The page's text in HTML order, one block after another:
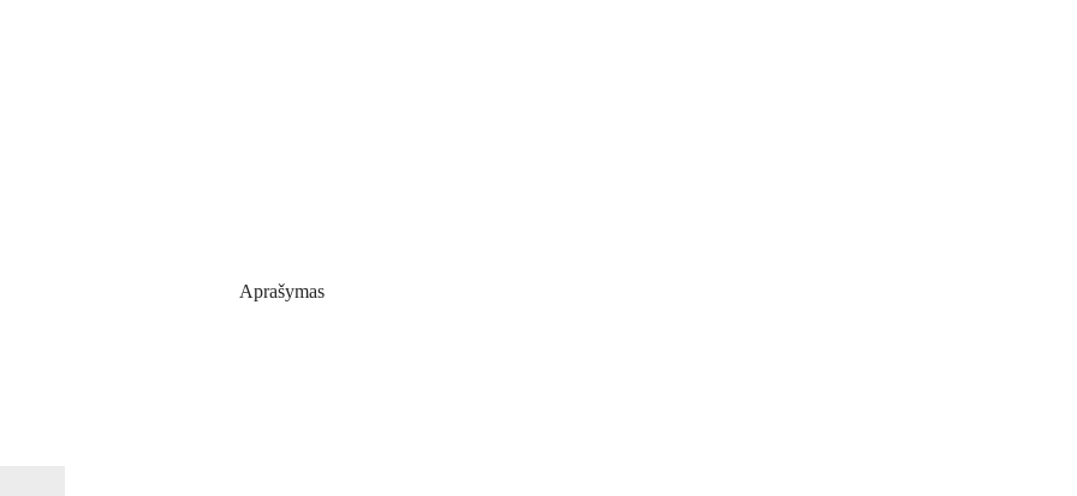
Aprašymas